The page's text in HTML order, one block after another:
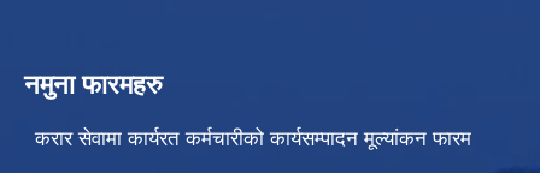
नमुना फारमहरु
करार सेवामा कार्यरत कर्मचारीको कार्यसम्पादन मूल्यांकन फारम